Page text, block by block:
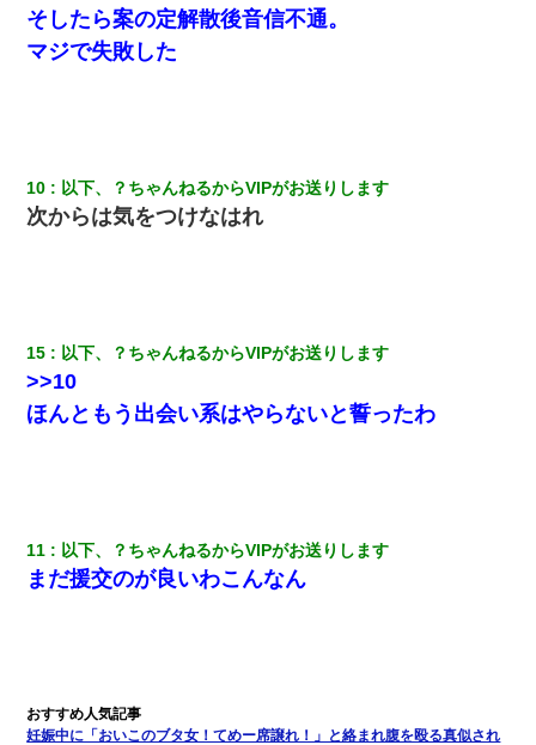
彼にプロポーズされたんだけど、実は資産家だと知って婚約破棄
した。B子「A男くんと別れたって本当？私が付き合ってもい
い？」
旦那の元カノをSNSで探して写真を保存して顔面評価スレで写真
を晒してた。ほとんどがブスという評価の中で二人ほど意外に好
評価で苦々しく思った
嫁の妹（26歳）がずっとウチに泊まりに来た結果→俺がヤバイｗ
ｗｗｗｗｗｗｗ
た。ある日、オッサンが火かき棒を持って顔を真っ赤にしながら
走り回っていて…
わい(42)渋谷の夜のサービスで19の女の子にゴックンさせた結果
ｗｗｗｗｗｗｗｗ
そしたら案の定解散後音信不通。
マジで失敗した
10 以下、？ちゃんねるからVIPがお送りします
次からは気をつけなはれ
15 以下、？ちゃんねるからVIPがお送りします
>>10
ほんともう出会い系はやらないと誓ったわ
11 以下、？ちゃんねるからVIPがお送りします
まだ援交のが良いわこんなん
妊娠中に「おいこのブタ女！てめー席譲れ！」と絡まれ腹を殴る真似され